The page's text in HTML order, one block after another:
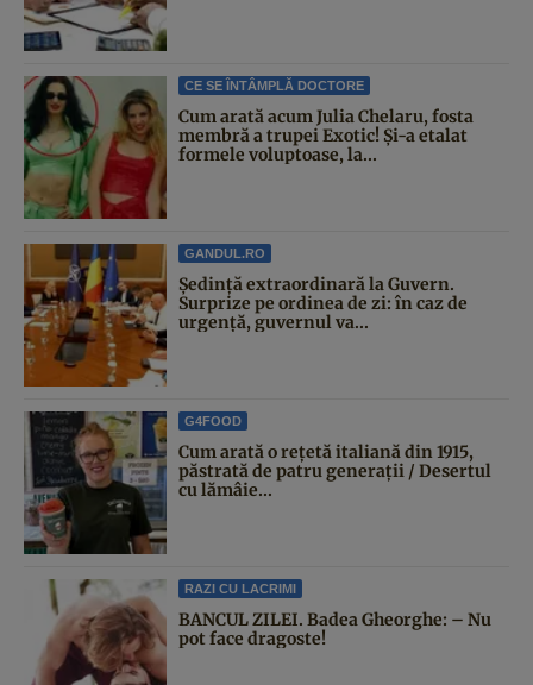
CE SE ÎNTÂMPLĂ DOCTORE
Cum arată acum Julia Chelaru, fosta
membră a trupei Exotic! Și-a etalat
formele voluptoase, la...
GANDUL.RO
Şedinţă extraordinară la Guvern.
Surprize pe ordinea de zi: în caz de
urgență, guvernul va...
G4FOOD
Cum arată o rețetă italiană din 1915,
păstrată de patru generații / Desertul
cu lămâie...
RAZI CU LACRIMI
BANCUL ZILEI. Badea Gheorghe: – Nu
pot face dragoste!